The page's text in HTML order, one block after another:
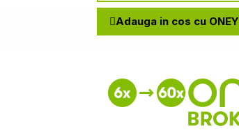
Adauga in cos cu ONEY